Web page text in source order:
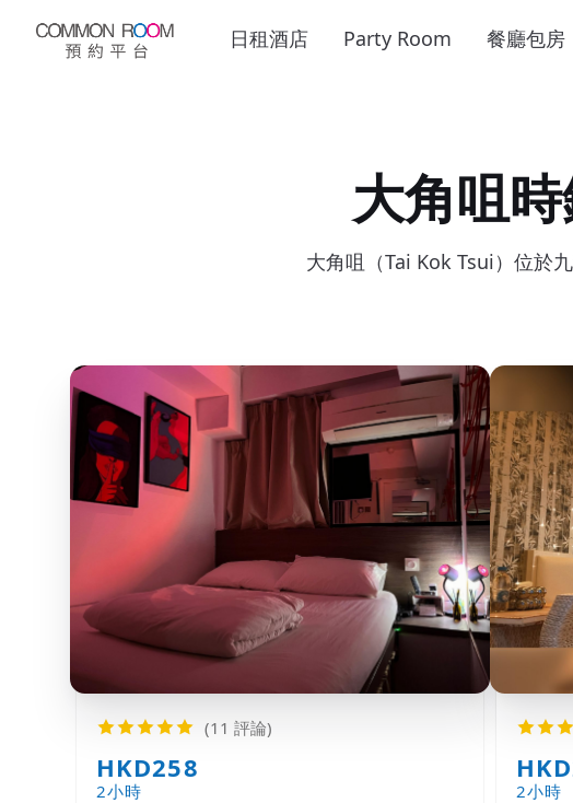
日租酒店 Party Room 餐廳包房
大角咀
大角咀（Tai Kok Tsui）位於
(11 評論)
HKD258
2小時 2小時